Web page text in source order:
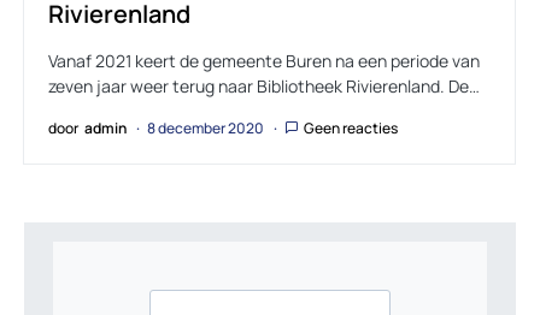
Rivierenland
Vanaf 2021 keert de gemeente Buren na een periode van
zeven jaar weer terug naar Bibliotheek Rivierenland. De…
door admin 8 december 2020 Geen reacties